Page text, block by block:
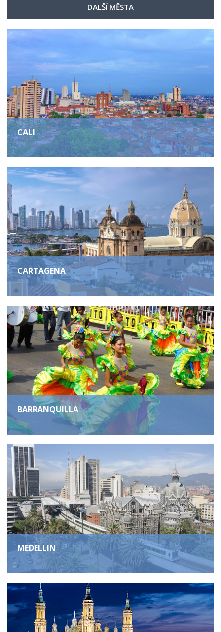
DALŠÍ MĚSTA
CALI
CARTAGENA
BARRANQUILLA
MEDELLIN